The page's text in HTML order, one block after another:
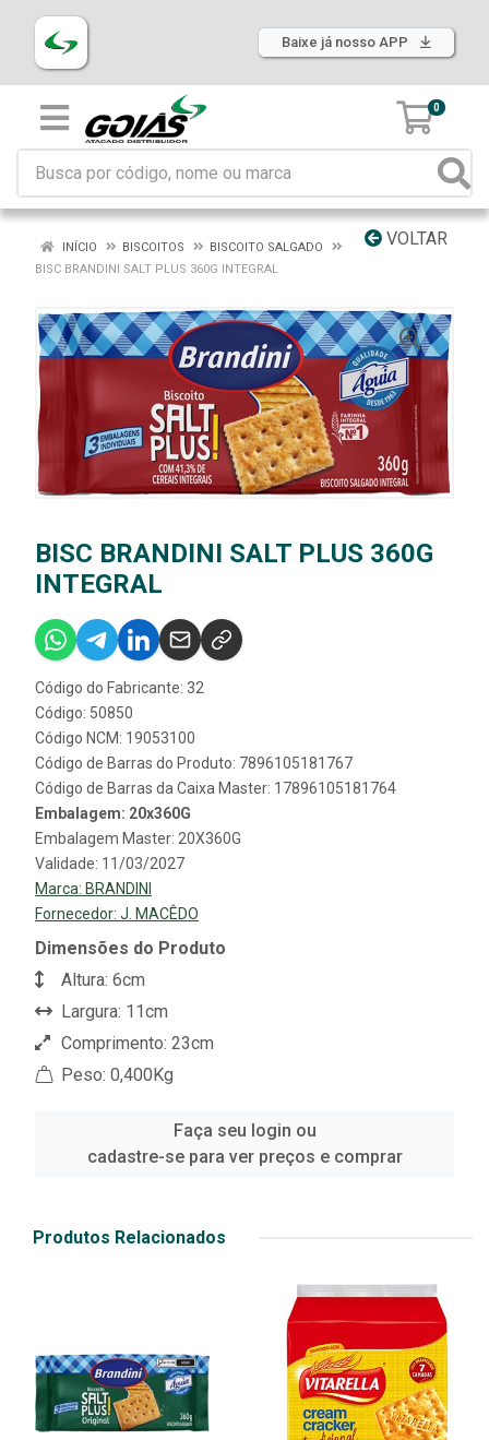
Baixe já nosso APP
0
VOLTAR
INÍCIO BISCOITOS
BISCOITO SALGADO
BISC BRANDINI SALT PLUS 360G INTEGRAL
BISC BRANDINI SALT PLUS 360G
INTEGRAL
Código do Fabricante: 32
Código: 50850
Código NCM: 19053100
Código de Barras do Produto: 7896105181767
Código de Barras da Caixa Master: 17896105181764
Embalagem: 20x360G
Embalagem Master: 20X360G
Validade: 11/03/2027
Marca: BRANDINI
Fornecedor: J. MACÊDO
Dimensões do Produto
Altura: 6cm
Largura: 11cm
Comprimento: 23cm
Peso: 0,400Kg
Faça seu login ou
cadastre-se para ver preços e comprar
Produtos Relacionados